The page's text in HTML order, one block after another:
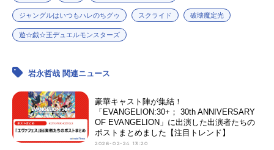
ジャングルはいつもハレのちグゥ スクライド 破壊魔定光
遊☆戯☆王デュエルモンスターズ
岩永哲哉 関連ニュース
豪華キャスト陣が集結！
「EVANGELION:30+； 30th ANNIVERSARY
OF EVANGELION」に出演した出演者たちの
ポストまとめました【注目トレンド】
2026-02-24 13:20